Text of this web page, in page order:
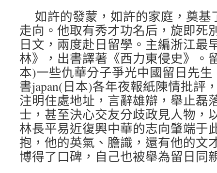
如許的發蒙，如許的家庭，奠基
走向。他取有秀才功名后，旋即死
日文，兩度赴日留學。主編浙江最
林》，出書譯著《西力東侵史》。
本)一些仇華分子爭光中國留日先
書japan(日本)各年夜報紙陳情批評
注明住處地址，言辭雄辯，舉止磊
士，甚至決心交友分歧政見人物，
林長平易近復興中華的志向肇端于
抱，他的英氣、膽識，還有他的文
博得了口碑，自己也被舉為留日同